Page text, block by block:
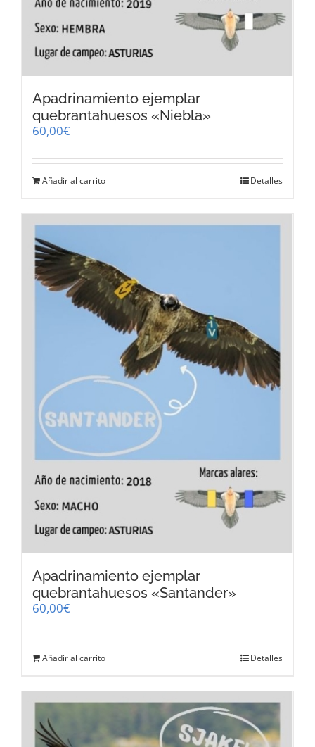
Apadrinamiento ejemplar
quebrantahuesos «Niebla»
60,00€
Añadir al carrito Detalles
Apadrinamiento ejemplar
quebrantahuesos «Santander»
60,00€
Añadir al carrito Detalles